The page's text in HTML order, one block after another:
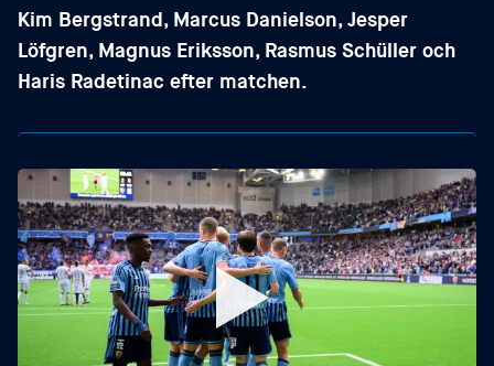
Kim Bergstrand, Marcus Danielson, Jesper
Löfgren, Magnus Eriksson, Rasmus Schüller och
Haris Radetinac efter matchen.